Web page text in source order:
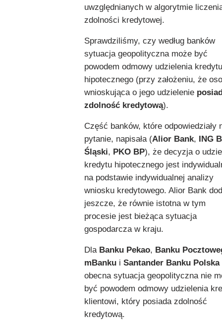
uwzględnianych w algorytmie
zdolności kredytowej.
Sprawdziliśmy, czy według banków
sytuacja geopolityczna może być
powodem odmowy udzielenia kredytu
hipotecznego (przy założeniu, że
wnioskująca o jego udzielenie
zdolność kredytową).
Część banków, które odpowiedziały
pytanie, napisała (Alior Bank,
ING
Śląski, PKO BP), że decyzja o
kredytu hipotecznego jest
na podstawie indywidualnej analizy
wniosku kredytowego. Alior Bank
jeszcze, że równie istotna w tym
procesie jest bieżąca sytuacja
gospodarcza w kraju.
Dla Banku Pekao, Banku
mBanku i Santander Banku Polska
obecna sytuacja geopolityczna nie
być powodem odmowy udzielenia
klientowi, który posiada zdolność
kredytową.